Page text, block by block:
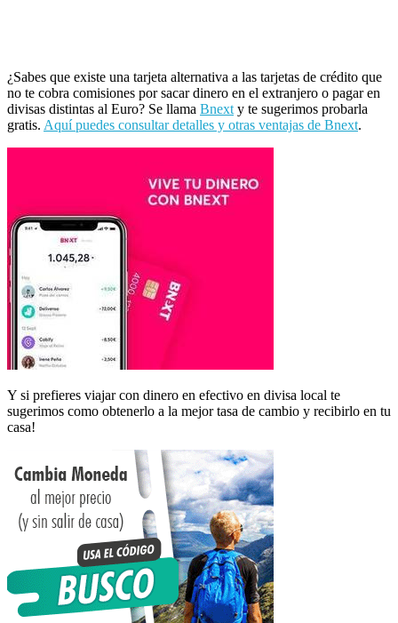
¿Sabes que existe una tarjeta alternativa a las tarjetas de crédito que
no te cobra comisiones por sacar dinero en el extranjero o pagar en
divisas distintas al Euro? Se llama Bnext y te sugerimos probarla
gratis. Aquí puedes consultar detalles y otras ventajas de Bnext.
Y si prefieres viajar con dinero en efectivo en divisa local te
sugerimos como obtenerlo a la mejor tasa de cambio y recibirlo en tu
casa!